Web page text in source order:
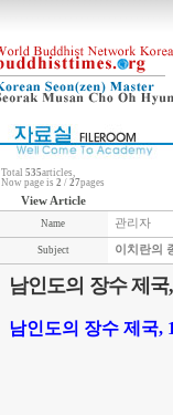
Total 535articles,
Now page is 2 / 27pages
View Article
Name 관리자
Subject 이치란의
남인도의 장수 제
남인도의 장수 제국,